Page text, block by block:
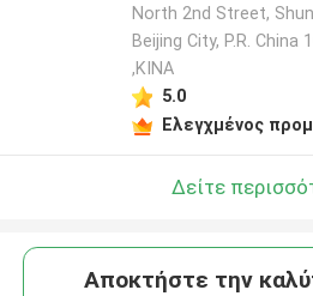
North 2nd Street,
Beijing City, P.R. China
,ΚΙΝΑ
5.0
Ελεγχμένος
Δείτε
Αποκτήστε την